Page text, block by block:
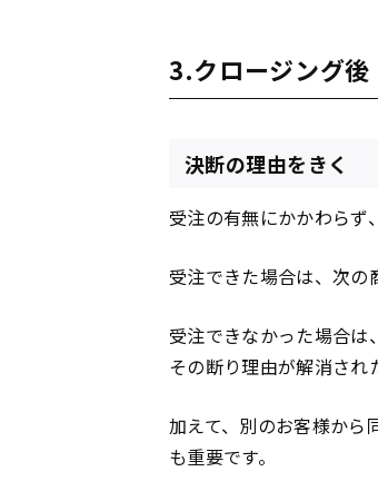
3.クロージング後
決断の理由をきく
受注の有無にかかわらず
受注できた場合は、次の
受注できなかった場合は
その断り理由が解消され
加えて、別のお客様から
も重要です。